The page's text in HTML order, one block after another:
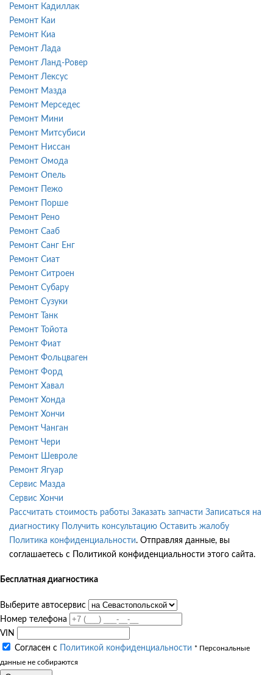
Ремонт Кадиллак
Ремонт Каи
Ремонт Киа
Ремонт Лада
Ремонт Ланд-Ровер
Ремонт Лексус
Ремонт Мазда
Ремонт Мерседес
Ремонт Мини
Ремонт Митсубиси
Ремонт Ниссан
Ремонт Омода
Ремонт Опель
Ремонт Пежо
Ремонт Порше
Ремонт Рено
Ремонт Сааб
Ремонт Санг Енг
Ремонт Сиат
Ремонт Ситроен
Ремонт Субару
Ремонт Сузуки
Ремонт Танк
Ремонт Тойота
Ремонт Фиат
Ремонт Фольцваген
Ремонт Форд
Ремонт Хавал
Ремонт Хонда
Ремонт Хончи
Ремонт Чанган
Ремонт Чери
Ремонт Шевроле
Ремонт Ягуар
Сервис Мазда
Сервис Хончи
Рассчитать стоимость работы Заказать запчасти Записаться на
диагностику
Получить консультацию Оставить жалобу
Политика конфиденциальности. Отправляя данные, вы
соглашаетесь с Политикой конфиденциальности этого сайта.
Бесплатная диагностика
Выберите автосервис
Номер телефона
VIN
Согласен с
Политикой конфиденциальности * Персональные
данные не собираются